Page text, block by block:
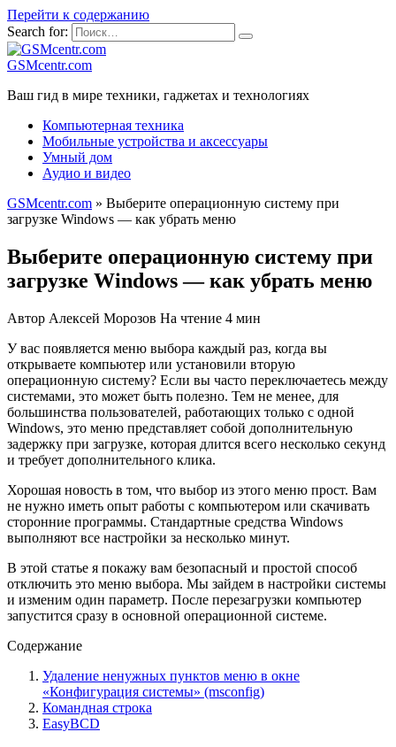
Перейти к содержанию
Search for:
GSMcentr.com
Ваш гид в мире техники, гаджетах и технологиях
Компьютерная техника
Мобильные устройства и аксессуары
Умный дом
Аудио и видео
GSMcentr.com » Выберите операционную систему при
загрузке Windows — как убрать меню
Выберите операционную систему при
загрузке Windows — как убрать меню
Автор Алексей Морозов На чтение 4 мин
У вас появляется меню выбора каждый раз, когда вы
открываете компьютер или установили вторую
операционную систему? Если вы часто переключаетесь между
системами, это может быть полезно. Тем не менее, для
большинства пользователей, работающих только с одной
Windows, это меню представляет собой дополнительную
задержку при загрузке, которая длится всего несколько секунд
и требует дополнительного клика.
Хорошая новость в том, что выбор из этого меню прост. Вам
не нужно иметь опыт работы с компьютером или скачивать
сторонние программы. Стандартные средства Windows
выполняют все настройки за несколько минут.
В этой статье я покажу вам безопасный и простой способ
отключить это меню выбора. Мы зайдем в настройки системы
и изменим один параметр. После перезагрузки компьютер
запустится сразу в основной операционной системе.
Содержание
Удаление ненужных пунктов меню в окне
«Конфигурация системы» (msconfig)
Командная строка
EasyBCD